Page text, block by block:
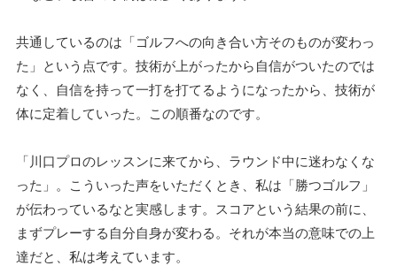
共通しているのは「ゴルフへの向き合い方そのものが変わっ
た」という点です。技術が上がったから自信がついたのでは
なく、自信を持って一打を打てるようになったから、技術が
体に定着していった。この順番なのです。
「川口プロのレッスンに来てから、ラウンド中に迷わなくな
った」。こういった声をいただくとき、私は「勝つゴルフ」
が伝わっているなと実感します。スコアという結果の前に、
まずプレーする自分自身が変わる。それが本当の意味での上
達だと、私は考えています。